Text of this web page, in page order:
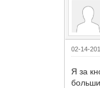
02-14-
Я за